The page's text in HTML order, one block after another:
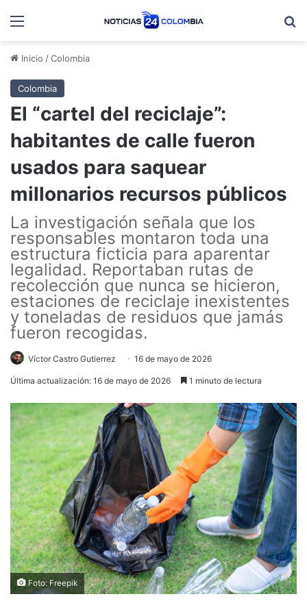
Menú
Inicio /Colombia
Colombia
El “cartel del reciclaje”:
habitantes de calle fueron
usados para saquear
millonarios recursos públicos
La investigación señala que los
responsables montaron toda una
estructura ficticia para aparentar
legalidad. Reportaban rutas de
recolección que nunca se hicieron,
estaciones de reciclaje inexistentes
y toneladas de residuos que jamás
fueron recogidas.
Víctor Castro Gutierrez 16 de mayo de 2026
Última actualización: 16 de mayo de 2026 1 minuto de lectura
Foto: Freepik